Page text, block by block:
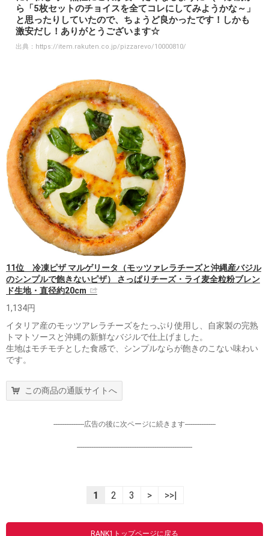
ら「5枚セットのチョイスを全てコレにしてみようかな～」
と思ったりしていたので、ちょうど良かったです！しかも
激安だし！ありがとうございます☆
出典： https://item.rakuten.co.jp/pizzarevo/10000810/
11位 冷凍ピザ マルゲリータ（モッツァレラチーズと沖縄産バジル
のシンプルで飽きないピザ） さっぱりチーズ・ライ麦全粒粉ブレン
ド生地・直径約20cm
1,134円
イタリア産のモッツアレラチーズをたっぷり使用し、自家製の完熟
トマトソースと沖縄の新鮮なバジルで仕上げました。
生地はモチモチとした食感で、シンプルならが飽きのこない味わい
です。
この商品の通販サイトへ
-----------------広告の後に次ページに続きます-----------------
----------------------------------------------------------------
1 2 3 > >>|
RANK1トップページに戻る